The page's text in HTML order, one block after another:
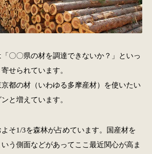
〇〇県の材を調達できないか？」といっ
せられています。
都の材（いわゆる多摩産材）を使いたい
と増えています。
そ1/3を森林が占めています。国産材を
う側面などがあってここ最近関心が高ま